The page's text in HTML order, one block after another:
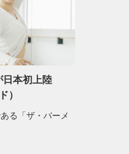
本初上陸
）
る「ザ・バーメ